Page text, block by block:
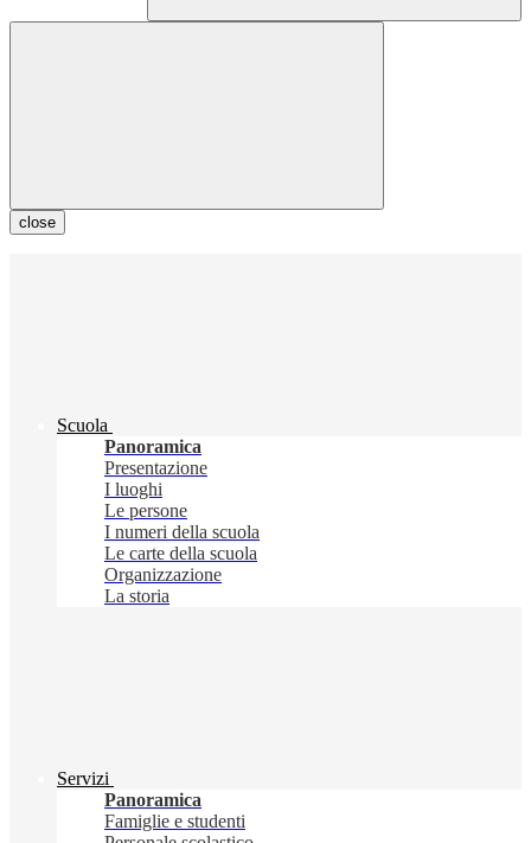
close
Scuola
Panoramica
Presentazione
I luoghi
Le persone
I numeri della scuola
Le carte della scuola
Organizzazione
La storia
Servizi
Panoramica
Famiglie e studenti